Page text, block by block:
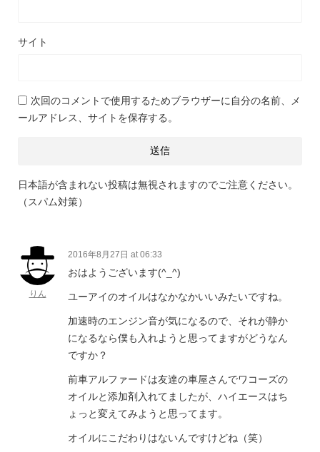
サイト
次回のコメントで使用するためブラウザーに自分の名前、メ
ールアドレス、サイトを保存する。
日本語が含まれない投稿は無視されますのでご注意ください。
（スパム対策）
りん
2016年8月27日 at 06:33
おはようございます(^_^)
ユーアイのオイルはなかなかいいみたいですね。
加速時のエンジン音が気になるので、それが静か
になるなら僕も入れようと思ってますがどうなん
ですか？
前車アルファードは友達の車屋さんでワコーズの
オイルと添加剤入れてましたが、ハイエースはち
ょっと変えてみようと思ってます。
オイルにこだわりはないんですけどね（笑）